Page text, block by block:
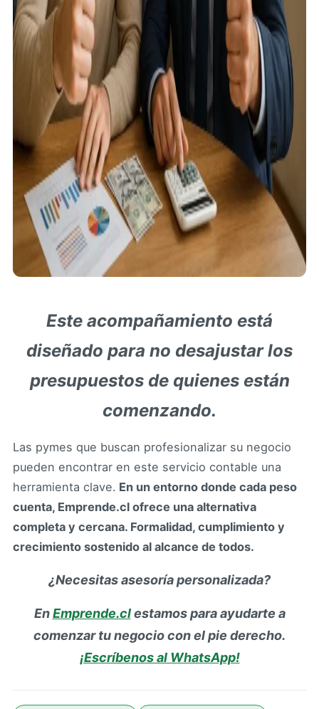
Este acompañamiento está
diseñado para no desajustar los
presupuestos de quienes están
comenzando.
Las pymes que buscan profesionalizar su negocio
pueden encontrar en este servicio contable una
herramienta clave. En un entorno donde cada peso
cuenta, Emprende.cl ofrece una alternativa
completa y cercana. Formalidad, cumplimiento y
crecimiento sostenido al alcance de todos.
¿Necesitas asesoría personalizada?
EnEmprende.clestamos para ayudarte a
comenzar tu negocio con el pie derecho.
¡Escríbenos al WhatsApp!